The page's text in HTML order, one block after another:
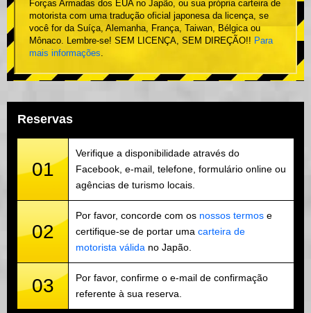
Forças Armadas dos EUA no Japão, ou sua própria carteira de
motorista com uma tradução oficial japonesa da licença, se
você for da Suíça, Alemanha, França, Taiwan, Bélgica ou
Mônaco. Lembre-se! SEM LICENÇA, SEM DIREÇÃO!! Para
mais informações.
Reservas
01
Verifique a disponibilidade através do
Facebook, e-mail, telefone, formulário online ou
agências de turismo locais.
02
Por favor, concorde com os nossos termos e
certifique-se de portar uma carteira de
motorista válida no Japão.
03
Por favor, confirme o e-mail de confirmação
referente à sua reserva.